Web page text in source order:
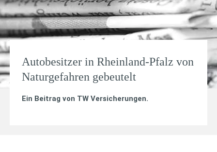
Autobesitzer in Rheinland-Pfalz von
Naturgefahren gebeutelt
Ein Beitrag von TW Versicherungen.